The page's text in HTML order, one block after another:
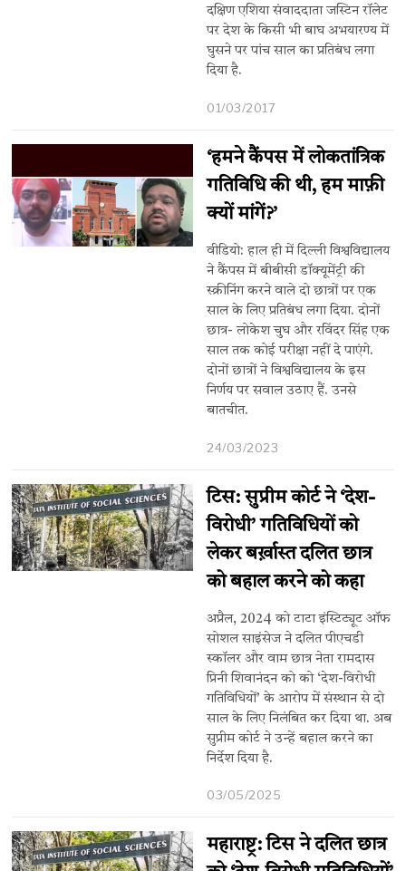
दक्षिण एशिया संवाददाता जस्टिन रॉलेट
पर देश के किसी भी बाघ अभयारण्य में
घुसने पर पांच साल का प्रतिबंध लगा
दिया है.
01/03/2017
‘हमने कैंपस में लोकतांत्रिक
गतिविधि की थी, हम माफ़ी
क्यों मांगें?’
वीडियो: हाल ही में दिल्ली विश्वविद्यालय
ने कैंपस में बीबीसी डॉक्यूमेंट्री की
स्क्रीनिंग करने वाले दो छात्रों पर एक
साल के लिए प्रतिबंध लगा दिया. दोनों
छात्र- लोकेश चुघ और रविंदर सिंह एक
साल तक कोई परीक्षा नहीं दे पाएंगे.
दोनों छात्रों ने विश्वविद्यालय के इस
निर्णय पर सवाल उठाए हैं. उनसे
बातचीत.
24/03/2023
टिस: सुप्रीम कोर्ट ने ‘देश-
विरोधी’ गतिविधियों को
लेकर बर्ख़ास्त दलित छात्र
को बहाल करने को कहा
अप्रैल, 2024 को टाटा इंस्टिट्यूट ऑफ
सोशल साइंसेज ने दलित पीएचडी
स्कॉलर और वाम छात्र नेता रामदास
प्रिनी शिवानंदन को को ‘देश-विरोधी
गतिविधियों’ के आरोप में संस्थान से दो
साल के लिए निलंबित कर दिया था. अब
सुप्रीम कोर्ट ने उन्हें बहाल करने का
निर्देश दिया है.
03/05/2025
महाराष्ट्र: टिस ने दलित छात्र